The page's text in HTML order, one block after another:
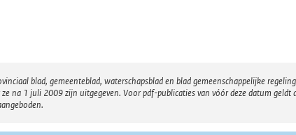
blad, gemeenteblad, waterschapsblad en blad gemeenschappelijke
na 1 juli 2009 zijn uitgegeven. Voor pdf-publicaties van vóór deze datum